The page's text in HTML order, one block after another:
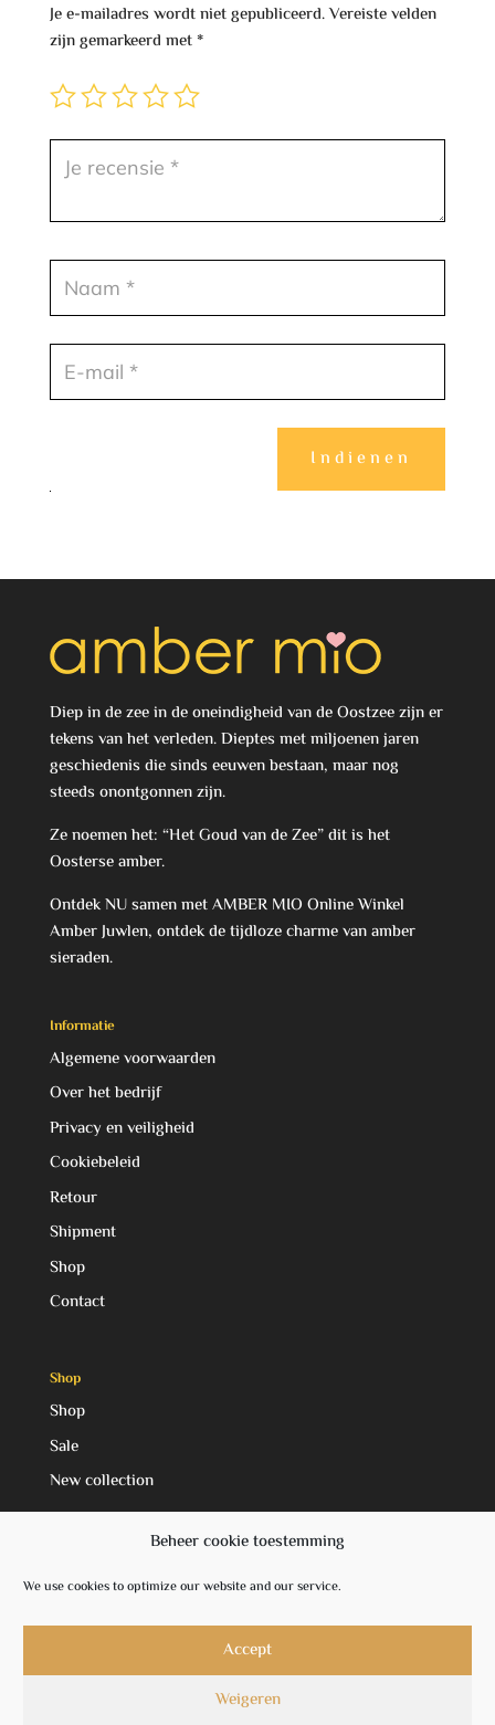
Beheer cookie toestemming
We use cookies to optimize our website and our service.
Accept
Weigeren
Je e-mailadres wordt niet gepubliceerd.Vereiste velden
zijn gemarkeerd met*
Indienen
Diep in de zee in de oneindigheid van de Oostzee zijn er
tekens van het verleden. Dieptes met miljoenen jaren
geschiedenis die sinds eeuwen bestaan, maar nog
steeds onontgonnen zijn.
Ze noemen het: “Het Goud van de Zee” dit is het
Oosterse amber.
Ontdek NU samen met AMBER MIO Online Winkel
Amber Juwlen, ontdek de tijdloze charme van amber
sieraden.
Informatie
Algemene voorwaarden
Over het bedrijf
Privacy en veiligheid
Cookiebeleid
Retour
Shipment
Shop
Contact
Shop
Shop
Sale
New collection
Facebook
Instagram